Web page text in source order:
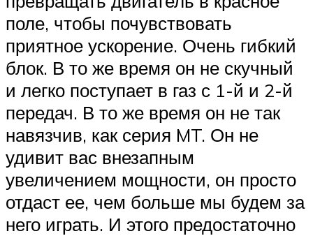
поле, чтобы почувствовать
приятное ускорение. Очень гибкий
блок. В то же время он не скучный
и легко поступает в газ с 1-й и 2-й
передач. В то же время он не так
навязчив, как серия MT. Он не
удивит вас внезапным
увеличением мощности, он просто
отдаст ее, чем больше мы будем за
него играть. И этого предостаточно